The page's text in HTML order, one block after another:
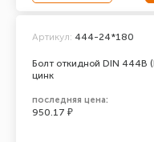
Болт откидной DIN
цинк
Артикул: 444-24*180
последняя цена:
950.17 ₽